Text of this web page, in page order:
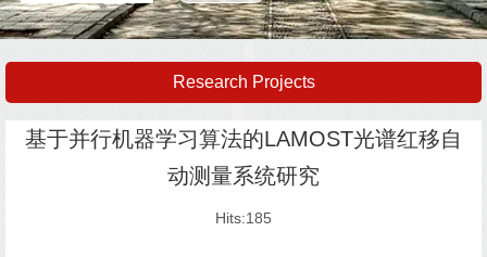
Research Projects
基于并行机器学习算法的LAMOST光谱红移自
动测量系统研究
Hits:185